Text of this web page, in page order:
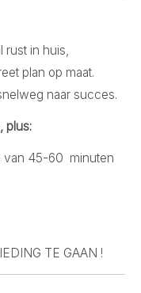
in huis,
plan op maat.
naar succes.
plus:
van 45-60 minuten
TE GAAN !